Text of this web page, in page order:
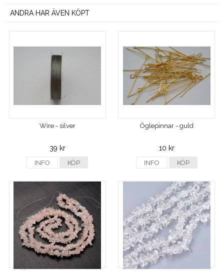
ANDRA HAR ÄVEN KÖPT
Wire - silver
39 kr
INFO KÖP
Öglepinnar - guld
10 kr
INFO KÖP